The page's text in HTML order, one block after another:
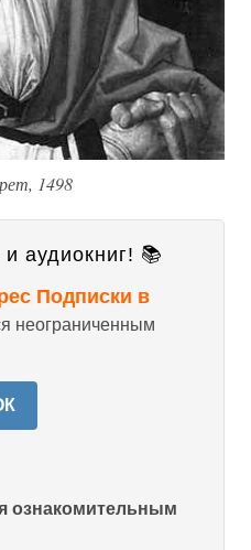
1498
аудиокниг! 📚
Подписки в
неограниченным
ознакомительным